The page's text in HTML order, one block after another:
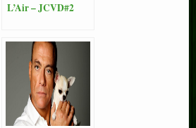
L’Air – JCVD#2